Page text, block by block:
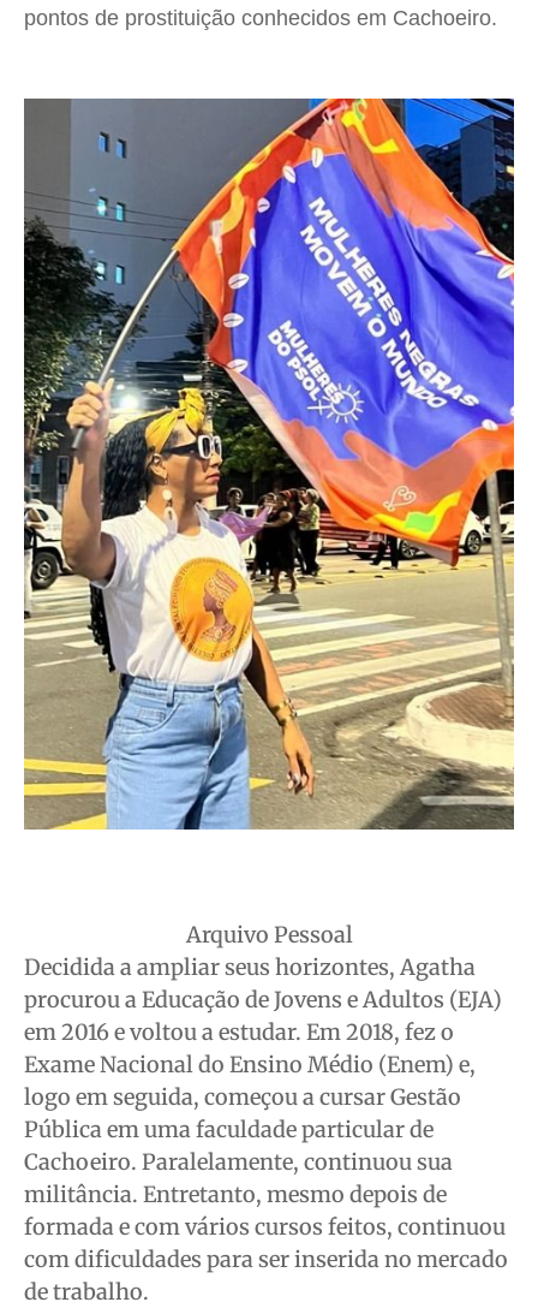
pontos de prostituição conhecidos em Cachoeiro.
Arquivo Pessoal
Decidida a ampliar seus horizontes, Agatha
procurou a Educação de Jovens e Adultos (EJA)
em 2016 e voltou a estudar. Em 2018, fez o
Exame Nacional do Ensino Médio (Enem) e,
logo em seguida, começou a cursar Gestão
Pública em uma faculdade particular de
Cachoeiro. Paralelamente, continuou sua
militância. Entretanto, mesmo depois de
formada e com vários cursos feitos, continuou
com dificuldades para ser inserida no mercado
de trabalho.